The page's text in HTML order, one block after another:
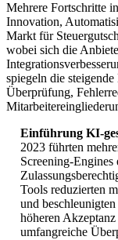
Mehrere Fortschritte
Innovation,
Markt für
wobei sich die
spiegeln die
Überprüfung,
Einführung KI-
2023 führten
Screening-
Tools reduzierten
und
höheren
umfangreiche